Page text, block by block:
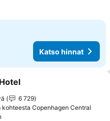
Katso hinnat
suosikkeihin
6 729
kohteesta Copenhagen Central